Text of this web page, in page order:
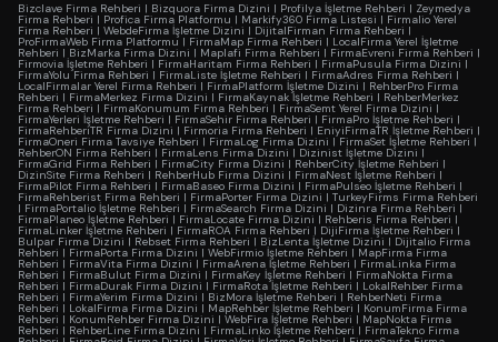
Bizclave Firma Rehberi | Bizquora Firma Dizini | Profilya İşletme Rehberi | Zeymedya
Firma Rehberi | Profica Firma Platformu | Markify360 Firma Listesi | Firmalio Yerel
Firma Rehberi | WebdeFirma İşletme Dizini | DijitalFirman Firma Rehberi |
ProFirmaWeb Firma Platformu | FirmaMap Firma Rehberi | LocalFirma Yerel İşletme
Rehberi | BizMarka Firma Dizini | Maplafi Firma Rehberi | FirmaEvreni Firma Rehberi |
Firmovia İşletme Rehberi | FirmaHaritam Firma Rehberi | FirmaPusula Firma Dizini |
FirmaYolu Firma Rehberi | FirmaListe İşletme Rehberi | FirmaAdres Firma Rehberi |
LocalFirmalar Yerel Firma Rehberi | FirmaPlatform İşletme Dizini | RehberPro Firma
Rehberi | FirmaMerkez Firma Dizini | FirmaKaynak İşletme Rehberi | RehberMerkez
Firma Rehberi | FirmaKonumum Firma Rehberi | FirmaSemt Yerel Firma Dizini |
FirmaYerleri İşletme Rehberi | FirmaSehir Firma Rehberi | FirmaPro İşletme Rehberi |
FirmaRehberiTR Firma Dizini | Firmoria Firma Rehberi | EniyiFirmaTR İşletme Rehberi |
FirmaOneri Firma Tavsiye Rehberi | FirmaLog Firma Dizini |FirmaSet İşletme Rehberi |
RehberON Firma Rehberi | FirmaLens Firma Dizini | Dizinist İşletme Dizini |
FirmaGrid Firma Rehberi | FirmaCity Firma Dizini | RehberCity İşletme Rehberi |
DizinSite Firma Rehberi | RehberHub Firma Dizini | FirmaNest İşletme Rehberi |
FirmaPilot Firma Rehberi | FirmaBaseo Firma Dizini | FirmaPulseo İşletme Rehberi |
FirmaRehberist Firma Rehberi | FirmaPorter Firma Dizini | TurkeyFirms Firma Rehberi
| FirmaPortalio İşletme Rehberi | FirmaSearch Firma Dizini | Dizinra Firma Rehberi |
FirmaPlaneo İşletme Rehberi | FirmaLocate Firma Dizini | Rehberis Firma Rehberi |
FirmaLinker İşletme Rehberi | FirmaROA Firma Rehberi | DijiFirma İşletme Rehberi |
Bulpar Firma Dizini | Rebset Firma Rehberi | BizLenta İşletme Dizini | Dijitalio Firma
Rehberi | FirmaPorta Firma Dizini | WebFirmio İşletme Rehberi | MapFirma Firma
Rehberi | FirmaVita Firma Dizini | FirmaArena İşletme Rehberi | FirmaLinka Firma
Rehberi | FirmaBulut Firma Dizini | FirmaKey İşletme Rehberi | FirmaNokta Firma
Rehberi | FirmaDurak Firma Dizini | FirmaRota İşletme Rehberi | LokalRehber Firma
Rehberi | FirmaYerim Firma Dizini | BizMora İşletme Rehberi | RehberNeti Firma
Rehberi | LokalFirma Firma Dizini | MapRehber İşletme Rehberi | KonumFirma Firma
Rehberi | KonumRehber Firma Dizini | WebFira İşletme Rehberi | MapNokta Firma
Rehberi | RehberLine Firma Dizini | FirmaLinko İşletme Rehberi | FirmaTekno Firma